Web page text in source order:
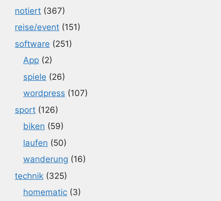
notiert (367)
reise/event (151)
software (251)
App (2)
spiele (26)
wordpress (107)
sport (126)
biken (59)
laufen (50)
wanderung (16)
technik (325)
homematic (3)